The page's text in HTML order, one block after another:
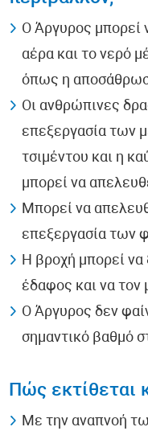
Ο Άργυρος μπορεί
αέρα και το νερό
όπως η
Οι ανθρώπινες
επεξεργασία των
τσιμέντου και η
μπορεί να
Μπορεί να
επεξεργασία των
Η βροχή μπορεί να
έδαφος και να τον
Ο Άργυρος δεν
σημαντικό βαθμό
Πώς εκτίθεται
Με την αναπνοή